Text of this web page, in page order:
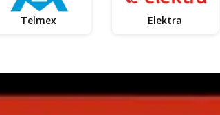
Telmex Elektra